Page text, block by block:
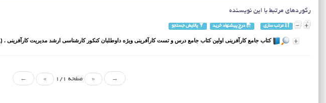
رکوردهای مرتبط با این نویسنده
مرتب سازی درج پیشنهاد خرید پالایش جستجو
کتاب جامع کارآفرینی اولین کتاب جامع درس و تست کارآفرینی ویژه داوطلبان کنکور کارشناسی ارشد مدیریت کارآفرینی . (1391)
→
« صفحه 1/1 »
←